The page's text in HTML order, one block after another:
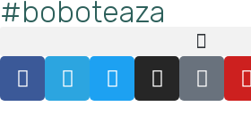
#boboteaza